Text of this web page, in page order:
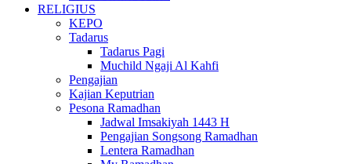
RELIGIUS
KEPO
Tadarus
Tadarus Pagi
Muchild Ngaji Al Kahfi
Pengajian
Kajian Keputrian
Pesona Ramadhan
Jadwal Imsakiyah 1443 H
Pengajian Songsong Ramadhan
Lentera Ramadhan